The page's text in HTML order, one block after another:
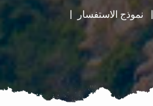
نموذج الاستفسار